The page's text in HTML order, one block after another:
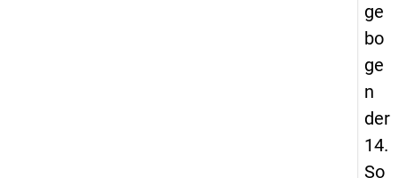
ge
bo
ge
n
der
14.
So